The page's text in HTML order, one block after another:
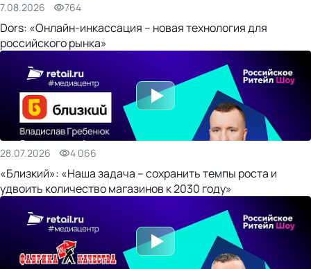
7.08.2026 764
Dors: «Онлайн-инкассация – новая технология для
российского рынка»
28.07.2026 4 066
«Близкий»: «Наша задача – сохранить темпы роста и
удвоить количество магазинов к 2030 году»